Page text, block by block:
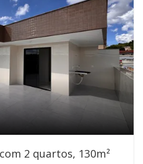
2 quartos, 130m²